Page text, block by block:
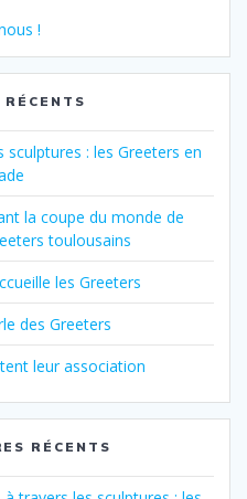
!
: les Greeters en
la coupe du monde de
toulousains
les Greeters
des Greeters
leur association
RÉCENTS